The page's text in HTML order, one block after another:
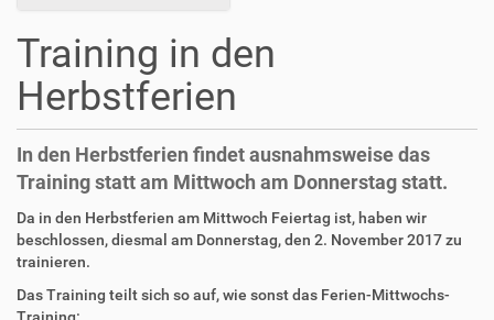
Training in den
Herbstferien
In den Herbstferien findet ausnahmsweise das
Training statt am Mittwoch am Donnerstag statt.
Da in den Herbstferien am Mittwoch Feiertag ist, haben wir
beschlossen, diesmal am Donnerstag, den 2. November 2017 zu
trainieren.
Das Training teilt sich so auf, wie sonst das Ferien-Mittwochs-